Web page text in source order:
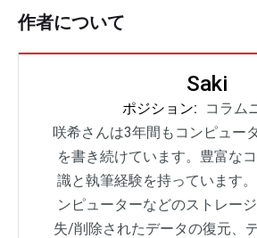
作者について
Saki
ポジション:
コラム
咲希さんは3年間もコンピュー
を書き続けています。豊富な
識と執筆経験を持っています
ンピューターなどのストレー
失/削除されたデータの復元、